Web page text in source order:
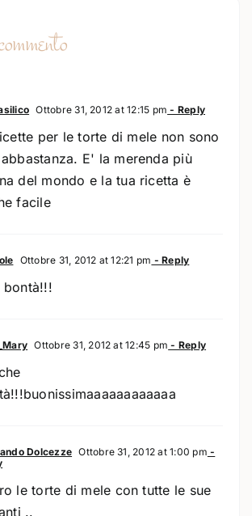
Ottobre 31, 2012 at 12:15 pm - Reply
per le torte di mele non sono
E' la merenda più
del mondo e la tua ricetta è
facile
Ottobre 31, 2012 at 12:21 pm - Reply
bontà!!!
Ottobre 31, 2012 at 12:45 pm - Reply
Dolcezze Ottobre 31, 2012 at 1:00 pm -
le torte di mele con tutte le sue
..